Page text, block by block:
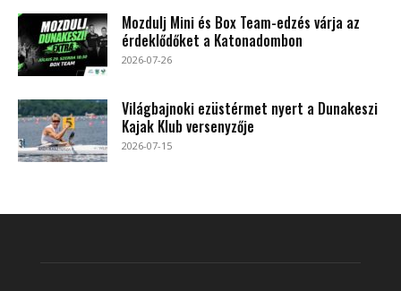
Mozdulj Mini és Box Team-edzés várja az
érdeklődőket a Katonadombon
2026-07-26
Világbajnoki ezüstérmet nyert a Dunakeszi
Kajak Klub versenyzője
2026-07-15